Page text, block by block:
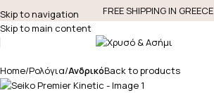
Skip to navigation
Skip to main content
FREE SHIPPING IN GREECE
Home Ρολόγια ΑνδρικόBack to products